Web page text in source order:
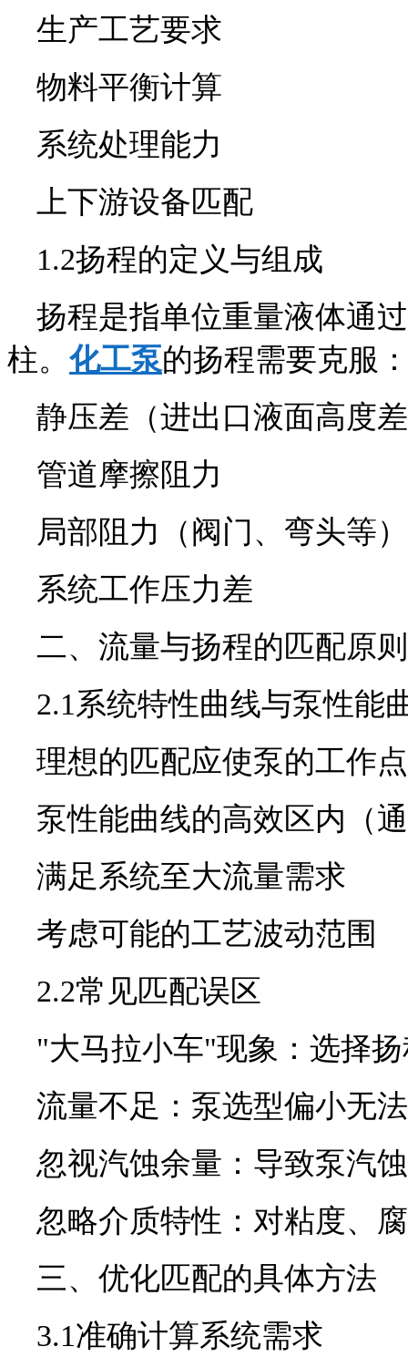
生产工艺要求
物料平衡计算
系统处理能力
上下游设备匹配
1.2扬程的定义与组成
扬程是指单位重量液体通
柱。 化工泵的扬程需要克服
静压差（进出口液面高度
管道摩擦阻力
局部阻力（阀门、弯头等）
系统工作压力差
二、流量与扬程的匹配原则
2.1系统特性曲线与泵性能
理想的匹配应使泵的工作
泵性能曲线的高效区内（
满足系统至大流量需求
考虑可能的工艺波动范围
2.2常见匹配误区
"大马拉小车"现象：选择
流量不足：泵选型偏小无
忽视汽蚀余量：导致泵汽
忽略介质特性：对粘度、
三、优化匹配的具体方法
3.1准确计算系统需求